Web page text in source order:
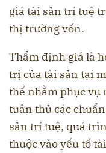
giá tài sản trí tuệ
thị trường vốn.
Thẩm định giá là
trị của tài sản tại
thể nhằm phục vụ
tuân thủ các
sản trí tuệ, quá
thuộc vào yếu tố